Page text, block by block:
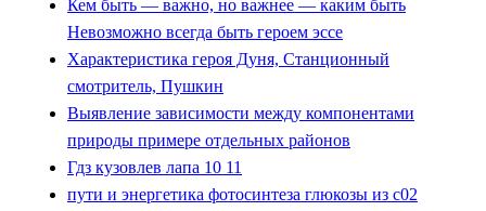
Кем быть — важно, но важнее — каким быть
Невозможно всегда быть героем эссе
Характеристика героя Дуня, Станционный
смотритель, Пушкин
Выявление зависимости между компонентами
природы примере отдельных районов
Гдз кузовлев лапа 10 11
пути и энергетика фотосинтеза глюкозы из с02